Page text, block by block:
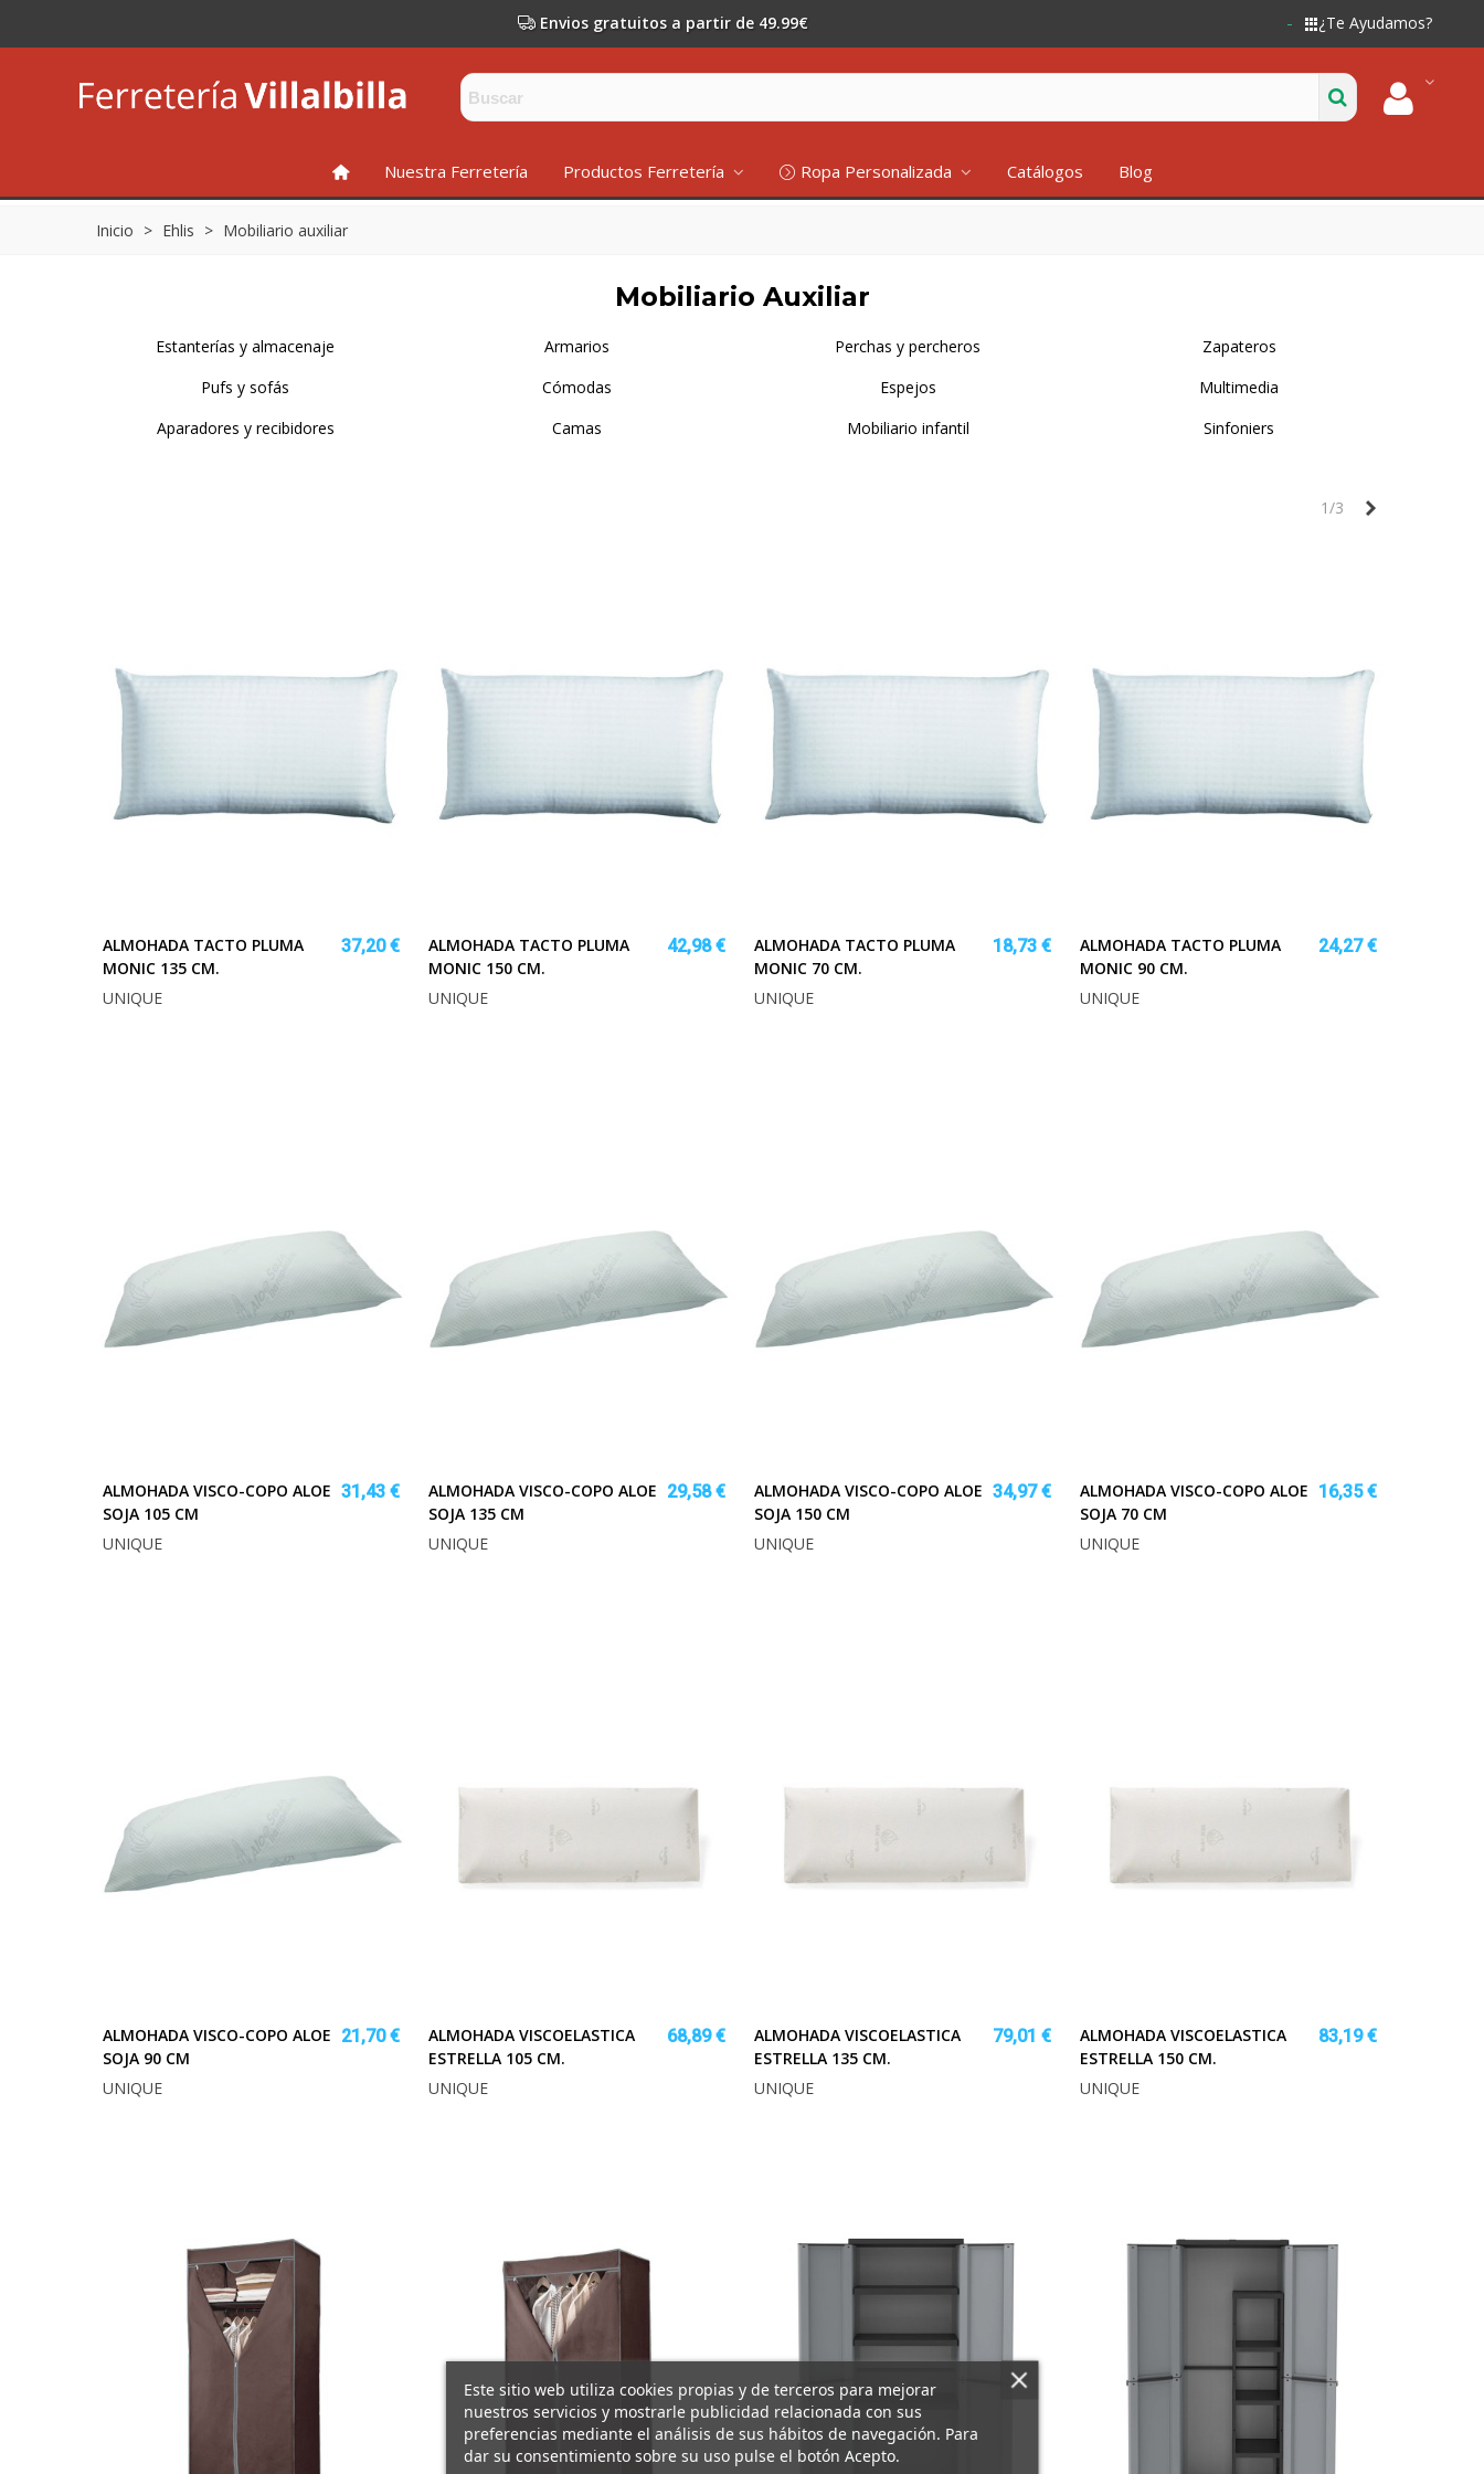
Envios gratuitos a partir de 49.99€ ¿Te Ayudamos?
INICIONuestra Ferretería Productos Ferretería Ropa Personalizada Catálogos Blog
Inicio > Ehlis > Mobiliario auxiliar
Mobiliario Auxiliar
Estanterías y almacenaje Armarios Perchas y percheros
Zapateros
Pufs y sofás
Cómodas Espejos
Multimedia
Aparadores y recibidores
Camas Mobiliario infantil Sinfoniers
1/3
ALMOHADA TACTO PLUMA
MONIC 135 CM.
37,20 €
UNIQUE
ALMOHADA TACTO PLUMA
MONIC 150 CM.
42,98 €
UNIQUE
ALMOHADA TACTO PLUMA
MONIC 70 CM.
18,73 €
UNIQUE
ALMOHADA TACTO PLUMA
MONIC 90 CM.
24,27 €
UNIQUE
ALMOHADA VISCO-COPO ALOE
SOJA 105 CM
31,43 €
UNIQUE
ALMOHADA VISCO-COPO ALOE
SOJA 135 CM
29,58 €
UNIQUE
ALMOHADA VISCO-COPO ALOE
SOJA 150 CM
34,97 €
UNIQUE
ALMOHADA VISCO-COPO ALOE
SOJA 70 CM
16,35 €
UNIQUE
ALMOHADA VISCO-COPO ALOE
SOJA 90 CM
21,70 €
UNIQUE
ALMOHADA VISCOELASTICA
ESTRELLA 105 CM.
68,89 €
UNIQUE
ALMOHADA VISCOELASTICA
ESTRELLA 135 CM.
79,01 €
UNIQUE
ALMOHADA VISCOELASTICA
ESTRELLA 150 CM.
83,19 €
UNIQUE
Este sitio web utiliza cookies propias y de terceros para mejorar
nuestros servicios y mostrarle publicidad relacionada con sus
preferencias mediante el análisis de sus hábitos de navegación. Para
dar su consentimiento sobre su uso pulse el botón Acepto.